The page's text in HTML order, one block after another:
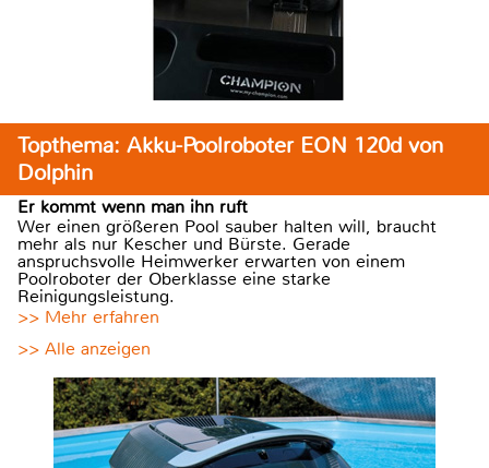
Topthema: Akku-Poolroboter EON 120d von
Dolphin
Er kommt wenn man ihn ruft
Wer einen größeren Pool sauber halten will, braucht
mehr als nur Kescher und Bürste. Gerade
anspruchsvolle Heimwerker erwarten von einem
Poolroboter der Oberklasse eine starke
Reinigungsleistung.
>> Mehr erfahren
>> Alle anzeigen